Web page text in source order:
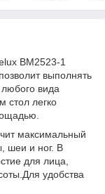
BM2523-1
выполнять
вида
стол легко
максимальный
шеи и ног. В
для лица,
удобства